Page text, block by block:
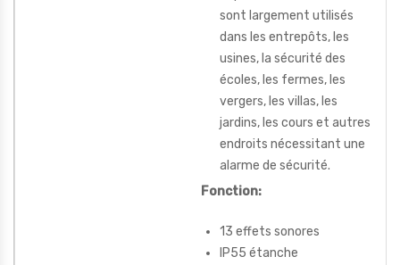
sont largement utilisés
dans les entrepôts, les
usines, la sécurité des
écoles, les fermes, les
vergers, les villas, les
jardins, les cours et autres
endroits nécessitant une
alarme de sécurité.
Fonction:
13 effets sonores
IP55 étanche